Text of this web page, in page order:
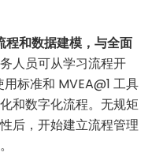
和数据建模，与全面
人员可从学习流程开
标准和 MVEA@1 工具
和数字化流程。无规矩
后，开始建立流程管理